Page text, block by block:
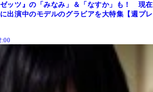
ゼッツ』の「みなみ」＆「なすか」も！ 現在
出演中のモデルのグラビアを大特集【週プレ